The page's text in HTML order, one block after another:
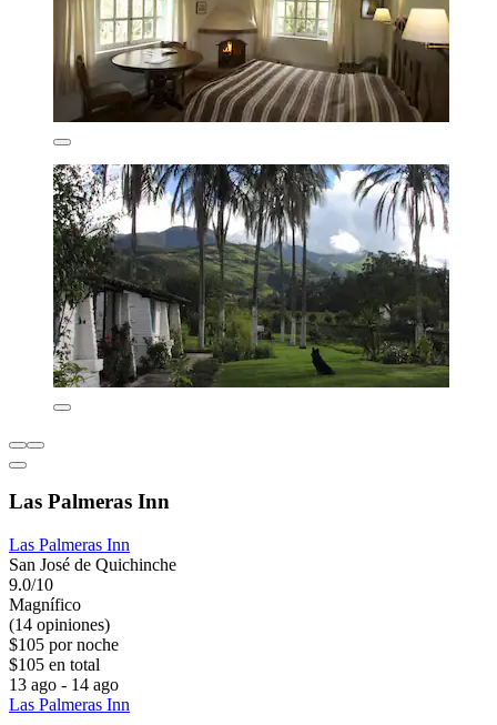
Las Palmeras Inn
Las Palmeras Inn
San José de Quichinche
9.0/10
Magnífico
(14 opiniones)
$105 por noche
$105 en total
13 ago - 14 ago
Las Palmeras Inn